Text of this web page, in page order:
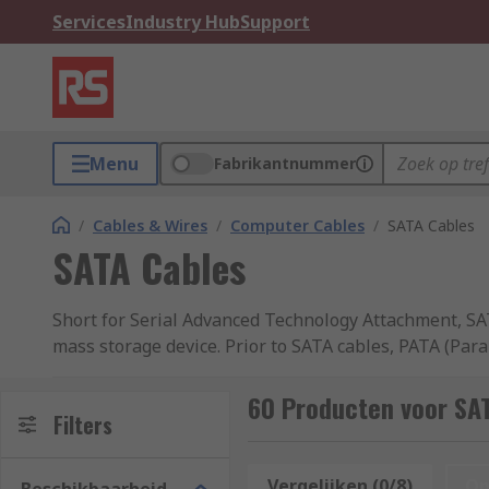
ServicesIndustry HubSupport
Menu Fabrikantnummer
/ Cables & Wires / Computer Cables / SATA Cables
SATA Cables
Short for Serial Advanced Technology Attachment,
mass storage device. Prior to SATA cables, PATA
as well as providing an external interface, unlike
Filters 60 Producten voor